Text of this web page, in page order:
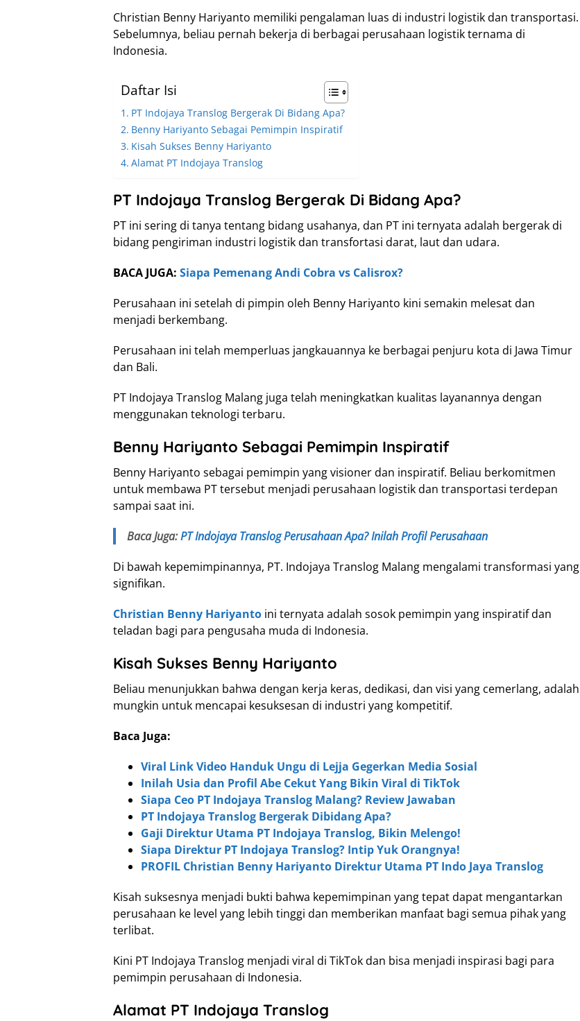
Christian Benny Hariyanto memiliki pengalaman luas di industri logistik dan transportasi.
Sebelumnya, beliau pernah bekerja di berbagai perusahaan logistik ternama di
Indonesia.
Daftar Isi
PT Indojaya Translog Bergerak Di Bidang Apa?
Benny Hariyanto Sebagai Pemimpin Inspiratif
Kisah Sukses Benny Hariyanto
Alamat PT Indojaya Translog
PT Indojaya Translog Bergerak Di Bidang Apa?
PT ini sering di tanya tentang bidang usahanya, dan PT ini ternyata adalah bergerak di
bidang pengiriman industri logistik dan transfortasi darat, laut dan udara.
BACA JUGA: Siapa Pemenang Andi Cobra vs Calisrox?
Perusahaan ini setelah di pimpin oleh Benny Hariyanto kini semakin melesat dan
menjadi berkembang.
Perusahaan ini telah memperluas jangkauannya ke berbagai penjuru kota di Jawa Timur
dan Bali.
PT Indojaya Translog Malang juga telah meningkatkan kualitas layanannya dengan
menggunakan teknologi terbaru.
Benny Hariyanto Sebagai Pemimpin Inspiratif
Benny Hariyanto sebagai pemimpin yang visioner dan inspiratif. Beliau berkomitmen
untuk membawa PT tersebut menjadi perusahaan logistik dan transportasi terdepan
sampai saat ini.
Baca Juga:PT Indojaya Translog Perusahaan Apa? Inilah Profil Perusahaan
Di bawah kepemimpinannya, PT. Indojaya Translog Malang mengalami transformasi yang
signifikan.
Christian Benny Hariyanto ini ternyata adalah sosok pemimpin yang inspiratif dan
teladan bagi para pengusaha muda di Indonesia.
Kisah Sukses Benny Hariyanto
Beliau menunjukkan bahwa dengan kerja keras, dedikasi, dan visi yang cemerlang, adalah
mungkin untuk mencapai kesuksesan di industri yang kompetitif.
Baca Juga:
Viral Link Video Handuk Ungu di Lejja Gegerkan Media Sosial
Inilah Usia dan Profil Abe Cekut Yang Bikin Viral di TikTok
Siapa Ceo PT Indojaya Translog Malang? Review Jawaban
PT Indojaya Translog Bergerak Dibidang Apa?
Gaji Direktur Utama PT Indojaya Translog, Bikin Melengo!
Siapa Direktur PT Indojaya Translog? Intip Yuk Orangnya!
PROFIL Christian Benny Hariyanto Direktur Utama PT Indo Jaya Translog
Kisah suksesnya menjadi bukti bahwa kepemimpinan yang tepat dapat mengantarkan
perusahaan ke level yang lebih tinggi dan memberikan manfaat bagi semua pihak yang
terlibat.
Kini PT Indojaya Translog menjadi viral di TikTok dan bisa menjadi inspirasi bagi para
pemimpin perusahaan di Indonesia.
Alamat PT Indojaya Translog